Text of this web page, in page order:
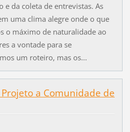
e da coleta de entrevistas. As
uma clima alegre onde o que
o máximo de naturalidade ao
a vontade para se
um roteiro, mas os...
a Comunidade de